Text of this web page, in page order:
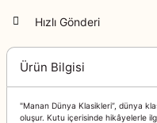
Hızlı Gönderi
Ürün Bilgisi
"Manan Dünya Klasikleri”, dünya
oluşur. Kutu içerisinde hikâyelerle